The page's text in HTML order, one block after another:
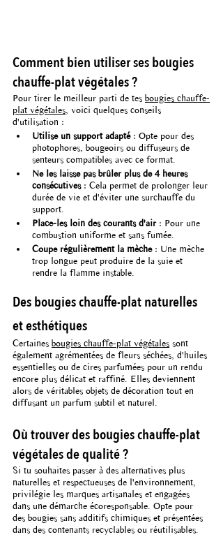
Comment bien utiliser ses bougies
chauffe-plat végétales ?
Pour tirer le meilleur parti de tes bougies chauffe-
plat végétales, voici quelques conseils
d'utilisation :
Utilise un support adapté : Opte pour des
photophores, bougeoirs ou diffuseurs de
senteurs compatibles avec ce format.
Ne les laisse pas brûler plus de 4 heures
consécutives : Cela permet de prolonger leur
durée de vie et d'éviter une surchauffe du
support.
Place-les loin des courants d'air : Pour une
combustion uniforme et sans fumée.
Coupe régulièrement la mèche : Une mèche
trop longue peut produire de la suie et
rendre la flamme instable.
Des bougies chauffe-plat naturelles
et esthétiques
Certaines bougies chauffe-plat végétales sont
également agrémentées de fleurs séchées, d'huiles
essentielles ou de cires parfumées pour un rendu
encore plus délicat et raffiné. Elles deviennent
alors de véritables objets de décoration tout en
diffusant un parfum subtil et naturel.
Où trouver des bougies chauffe-plat
végétales de qualité ?
Si tu souhaites passer à des alternatives plus
naturelles et respectueuses de l'environnement,
privilégie les marques artisanales et engagées
dans une démarche écoresponsable. Opte pour
des bougies sans additifs chimiques et présentées
dans des contenants recyclables ou réutilisables.